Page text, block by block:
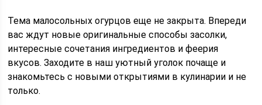
Тема малосольных огурцов еще не закрыта. Впереди
вас ждут новые оригинальные способы засолки,
интересные сочетания ингредиентов и феерия
вкусов. Заходите в наш уютный уголок почаще и
знакомьтесь с новыми открытиями в кулинарии и не
только.